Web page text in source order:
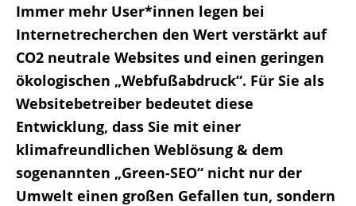
Immer mehr User*innen legen bei
Internetrecherchen den Wert verstärkt auf
CO2 neutrale Websites und einen geringen
ökologischen „Webfußabdruck“. Für Sie als
Websitebetreiber bedeutet diese
Entwicklung, dass Sie mit einer
klimafreundlichen Weblösung & dem
sogenannten „Green-SEO“ nicht nur der
Umwelt einen großen Gefallen tun, sondern